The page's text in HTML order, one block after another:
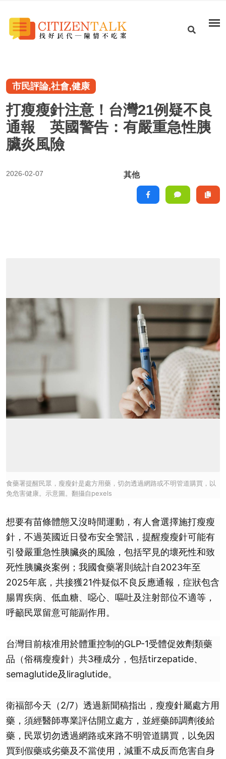
市民評論,社會,健康
打瘦瘦針注意！台灣21例疑不良
通報 英國警告：有嚴重急性胰
臟炎風險
2026-02-07 其他
食藥署提醒民眾，瘦瘦針是處方用藥，切勿透過網路或不明管道購買，以
免危害健康。示意圖。翻攝自pexels
想要有苗條體態又沒時間運動，有人會選擇施打瘦瘦
針，不過英國近日發布安全警訊，提醒瘦瘦針可能有
引發嚴重急性胰臟炎的風險，包括罕見的壞死性和致
死性胰臟炎案例；我國食藥署則統計自2023年至
2025年底，共接獲21件疑似不良反應通報，症狀包含
腸胃疾病、低血糖、噁心、嘔吐及注射部位不適等，
呼籲民眾留意可能副作用。
台灣目前核准用於體重控制的GLP-1受體促效劑類藥
品（俗稱瘦瘦針）共3種成分，包括tirzepatide、
semaglutide及liraglutide。
衛福部今天（2/7）透過新聞稿指出，瘦瘦針屬處方用
藥，須經醫師專業評估開立處方，並經藥師調劑後給
藥，民眾切勿透過網路或來路不明管道購買，以免因
買到假藥或劣藥及不當使用，減重不成反而危害自身